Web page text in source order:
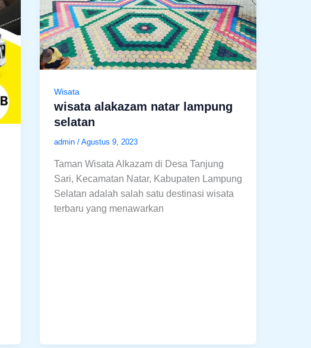
Wisata
wisata alakazam natar lampung
selatan
admin / Agustus 9, 2023
Taman Wisata Alkazam di Desa Tanjung
Sari, Kecamatan Natar, Kabupaten Lampung
Selatan adalah salah satu destinasi wisata
terbaru yang menawarkan